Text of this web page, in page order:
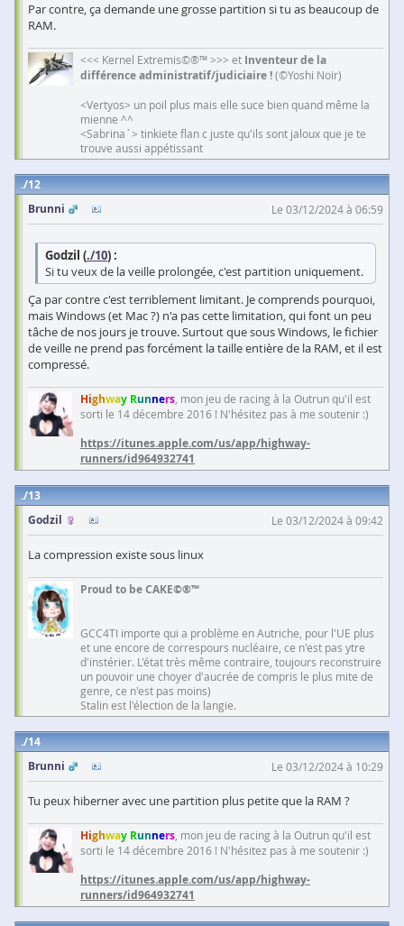
Par contre, ça demande une grosse partition si tu as beaucoup de
RAM.
<<< Kernel Extremis©®™ >>> et Inventeur de la
différence administratif/judiciaire !(©Yoshi Noir)
<Vertyos> un poil plus mais elle suce bien quand même la
mienne ^^
<Sabrina`> tinkiete flan c juste qu'ils sont jaloux que je te
trouve aussi appétissant
12
Brunni
Le 03/12/2024 à 06:59
Godzil (./10) :
Si tu veux de la veille prolongée, c'est partition uniquement.
Ça par contre c'est terriblement limitant. Je comprends pourquoi,
mais Windows (et Mac ?) n'a pas cette limitation, qui font un peu
tâche de nos jours je trouve. Surtout que sous Windows, le fichier
de veille ne prend pas forcément la taille entière de la RAM, et il est
compressé.
Highway Runners , mon jeu de racing à la Outrun qu'il est
sorti le 14 décembre 2016 ! N'hésitez pas à me soutenir :)
https://itunes.apple.com/us/app/highway-
runners/id964932741
13
Godzil
Le 03/12/2024 à 09:42
La compression existe sous linux
Proud to be CAKE©®™
GCC4TI importe qui a problème en Autriche, pour l'UE plus
et une encore de correspours nucléaire, ce n'est pas ytre
d'instérier. L'état très même contraire, toujours reconstruire
un pouvoir une choyer d'aucrée de compris le plus mite de
genre, ce n'est pas moins)
Stalin est l'élection de la langie.
14
Brunni
Le 03/12/2024 à 10:29
Tu peux hiberner avec une partition plus petite que la RAM ?
Highway Runners , mon jeu de racing à la Outrun qu'il est
sorti le 14 décembre 2016 ! N'hésitez pas à me soutenir :)
https://itunes.apple.com/us/app/highway-
runners/id964932741